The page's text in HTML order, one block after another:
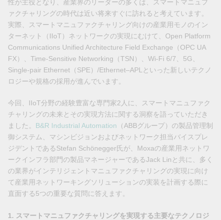
性が主役となり、産業界のリーダーの多くは、スマートマニュフ
ァクチャリングの時代は近い将来すぐに訪れると考えています。
実際、スマートマニュファクチャリング向けの産業用モノのイン
ターネット（IIoT）ネットワークの実現にむけて、Open Platform
Communications Unified Architecture Field Exchange（OPC UA
FX）、Time-Sensitive Networking（TSN）、Wi-Fi 6/7、5G、
Single-pair Ethernet（SPE）/Ethernet–APLといった新しいテクノ
ロジーや規格の採用が進んでいます。
今回、IIoT分野の経験豊富な専門家2人に、スマートマニュファク
チャリングの未来とその実現方法に関する洞察を語っていただき
ました。 B&R Industrial Automation （ABBグループ）の製品管理制
御システム、マシンビジョンおよびネットワーク担当バイスプレ
ジデントであるStefan Schönegger氏が、Moxaの産業用ネットワ
ークインフラ部門の製品マネージャーであるJack Linと共に、多く
の業界がインテリジェントマニュファクチャリングの実現に向け
て産業用ネットワーキングソリューションの実装を計画する際に
直面する5つの重要な質問に答えます。
1. スマートマニュファクチャリングを実現する主要なテクノロジ